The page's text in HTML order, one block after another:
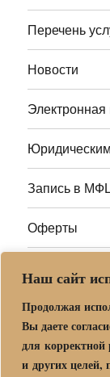
Наш сайт
Продолжая
Вы даете
для корректной
и других целей,
Перечень
Новости
Запись в
Оферты
Адреса